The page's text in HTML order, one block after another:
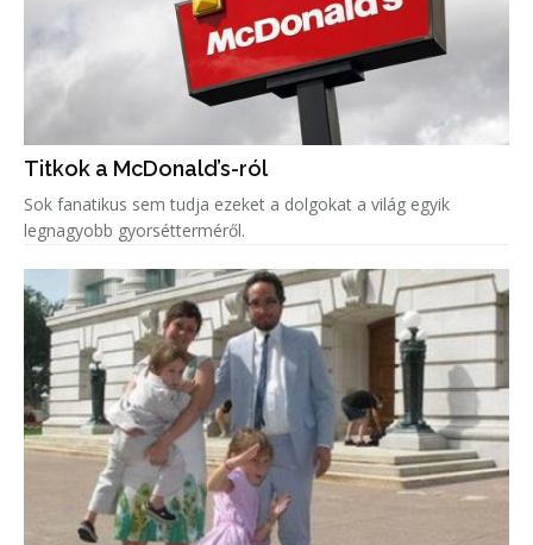
Titkok a McDonald’s-ról
Sok fanatikus sem tudja ezeket a dolgokat a világ egyik
legnagyobb gyorsétterméről.